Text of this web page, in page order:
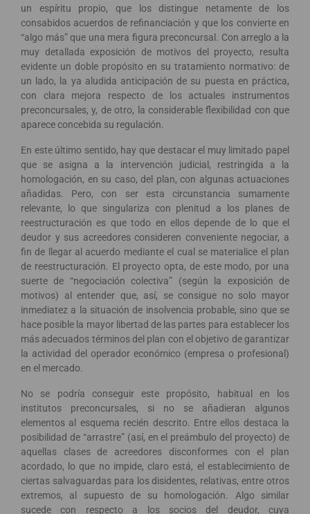
un espíritu propio, que los distingue netamente de los
consabidos acuerdos de refinanciación y que los convierte en
“algo más” que una mera figura preconcursal. Con arreglo a la
muy detallada exposición de motivos del proyecto, resulta
evidente un doble propósito en su tratamiento normativo: de
un lado, la ya aludida anticipación de su puesta en práctica,
con clara mejora respecto de los actuales instrumentos
preconcursales, y, de otro, la considerable flexibilidad con que
aparece concebida su regulación.
En este último sentido, hay que destacar el muy limitado papel
que se asigna a la intervención judicial, restringida a la
homologación, en su caso, del plan, con algunas actuaciones
añadidas. Pero, con ser esta circunstancia sumamente
relevante, lo que singulariza con plenitud a los planes de
reestructuración es que todo en ellos depende de lo que el
deudor y sus acreedores consideren conveniente negociar, a
fin de llegar al acuerdo mediante el cual se materialice el plan
de reestructuración. El proyecto opta, de este modo, por una
suerte de “negociación colectiva” (según la exposición de
motivos) al entender que, así, se consigue no solo mayor
inmediatez a la situación de insolvencia probable, sino que se
hace posible la mayor libertad de las partes para establecer los
más adecuados términos del plan con el objetivo de garantizar
la actividad del operador económico (empresa o profesional)
en el mercado.
No se podría conseguir este propósito, habitual en los
institutos preconcursales, si no se añadieran algunos
elementos al esquema recién descrito. Entre ellos destaca la
posibilidad de “arrastre” (así, en el preámbulo del proyecto) de
aquellas clases de acreedores disconformes con el plan
acordado, lo que no impide, claro está, el establecimiento de
ciertas salvaguardas para los disidentes, relativas, entre otros
extremos, al supuesto de su homologación. Algo similar
sucede con respecto a los socios del deudor, cuya